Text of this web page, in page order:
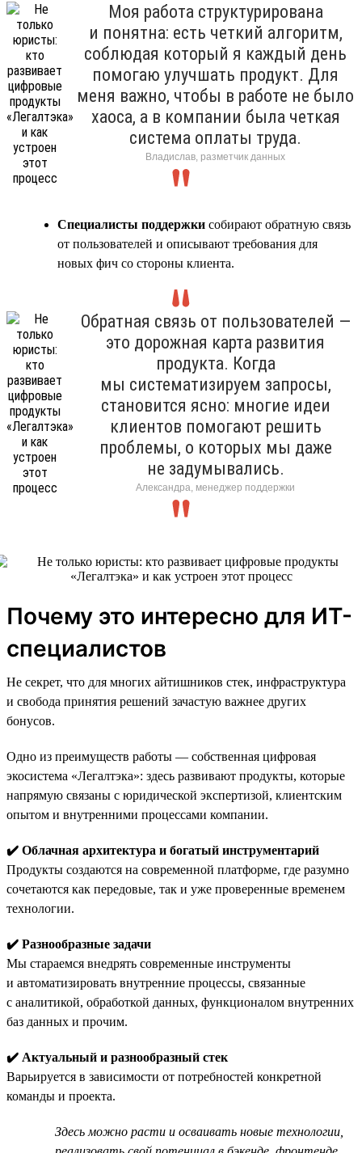
Моя работа структурирована
и понятна: есть четкий алгоритм,
соблюдая который я каждый день
помогаю улучшать продукт. Для
меня важно, чтобы в работе не было
хаоса, а в компании была четкая
система оплаты труда.
Владислав, разметчик данных
Специалисты поддержки собирают обратную связь
от пользователей и описывают требования для
новых фич со стороны клиента.
Обратная связь от пользователей —
это дорожная карта развития
продукта. Когда
мы систематизируем запросы,
становится ясно: многие идеи
клиентов помогают решить
проблемы, о которых мы даже
не задумывались.
Александра, менеджер поддержки
Почему это интересно для ИТ-
специалистов
Не секрет, что для многих айтишников стек, инфраструктура
и свобода принятия решений зачастую важнее других
бонусов.
Одно из преимуществ работы — собственная цифровая
экосистема «Легалтэка»: здесь развивают продукты, которые
напрямую связаны с юридической экспертизой, клиентским
опытом и внутренними процессами компании.
✔️ Облачная архитектура и богатый инструментарий
Продукты создаются на современной платформе, где разумно
сочетаются как передовые, так и уже проверенные временем
технологии.
✔️ Разнообразные задачи
Мы стараемся внедрять современные инструменты
и автоматизировать внутренние процессы, связанные
с аналитикой, обработкой данных, функционалом внутренних
баз данных и прочим.
✔️ Актуальный и разнообразный стек
Варьируется в зависимости от потребностей конкретной
команды и проекта.
Здесь можно расти и осваивать новые технологии,